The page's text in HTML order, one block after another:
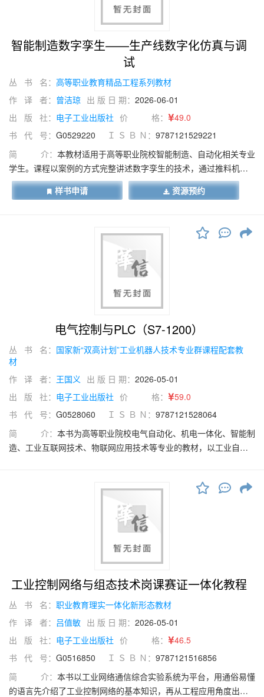
智能制造数字孪生——生产线数字化仿真与调
试
丛 书 名： 高等职业教育精品工程系列教材
作 译 者： 曾洁琼 出 版 日 期： 2026-06-01
出 版 社： 电子工业出版社 价 格：
49.0
书 代 号： G0529220 Ｉ Ｓ Ｂ Ｎ： 9787121529221
简 介： 本教材适用于高等职业院校智能制造、自动化相关专业
学生。课程以案例的方式完整讲述数字孪生的技术，通过推料机
构、控制面板、物料、传送带、机械手、分类搬运单元的设计及6轴
机器人案例等将刚体、碰撞体、滑动副与位置控制、信号配置、开
数字孪生知识融入案例中，完成智能制造生产线的数字化仿真与调
试的全过程讲授。课程教学资源丰富，知识点全面，全部的功能与
PLC技术进行对接，将数字孪生技术与PLC技术深度融合，完成了自
动化生产线设备的电气控制功能的程序设计及调试，用数字孪生的
方式展现了机电产品设计的效果。
样书申请 资源预约
电气控制与PLC（S7-1200）
丛 书 名： 国家新“双高计划”工业机器人技术专业群课程配套教
材
作 译 者： 王国义 出 版 日 期： 2026-05-01
出 版 社： 电子工业出版社 价 格：
59.0
书 代 号： G0528060 Ｉ Ｓ Ｂ Ｎ： 9787121528064
简 介： 本书为高等职业院校电气自动化、机电一体化、智能制
造、工业互联网技术、物联网应用技术等专业的教材，以工业自动
与PLC技术的理论与实践体系。本书内容包括电气控制电路及常用低
压电器、S7-1200 PLC基础知识、S7-1200 PLC基本指令的编程及
应用、S7-1200 PLC顺序控制编程与应用、S7-1200 PLC函数块与
模拟量编程与应用等。本书紧密结合当前技术发展趋势，不仅注重
理论知识的传授，更强调实践应用能力的培养。
工业控制网络与组态技术岗课赛证一体化教程
丛 书 名： 职业教育理实一体化新形态教材
作 译 者： 吕值敏 出 版 日 期： 2026-05-01
出 版 社： 电子工业出版社 价 格：
46.5
书 代 号： G0516850 Ｉ Ｓ Ｂ Ｎ： 9787121516856
简 介： 本书以工业网络通信综合实验系统为平台，用通俗易懂
的语言先介绍了工业控制网络的基本知识，再从工程应用角度出